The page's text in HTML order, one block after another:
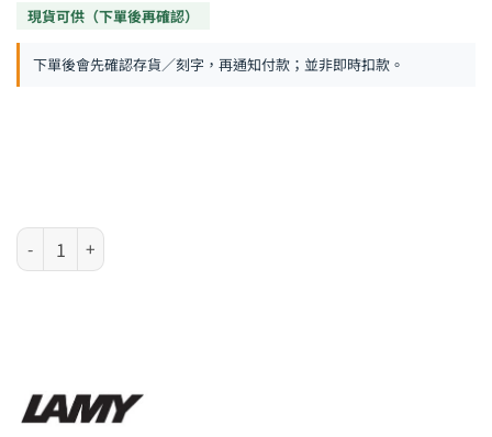
下單後會先確認存貨／刻字，再通知付款；並非即時扣款。
LAMY AL-star 系列 - 2021 年特別版宇宙金原子筆 數量